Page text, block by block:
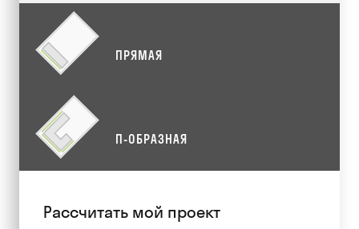
ПРЯМАЯ
П-ОБРАЗНАЯ
Рассчитать мой проект